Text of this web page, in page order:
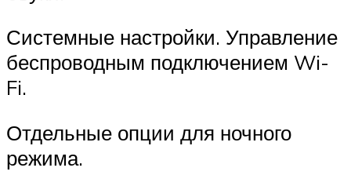
Системные настройки. Управление
беспроводным подключением Wi-
Fi.
Отдельные опции для ночного
режима.